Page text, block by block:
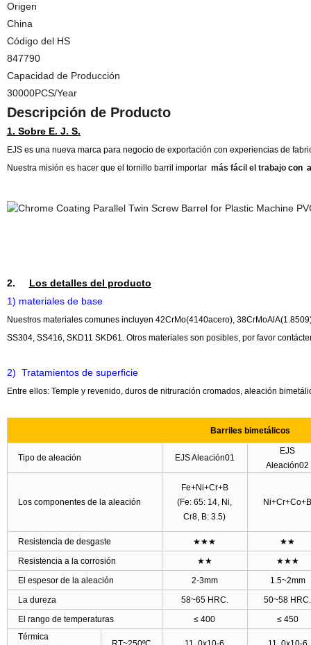
Origen
China
Código del HS
847790
Capacidad de Producción
30000PCS/Year
Descripción de Producto
1. Sobre E. J. S.
EJS es una nueva marca para negocio de exportación con experiencias de
Nuestra misión es hacer que el tornillo barril importar más fácil el trabajocon
2. Los detalles del producto
1) materiales de base
Nuestros materiales comunes incluyen 42CrMo(4140acero),
SS304, SS416, SKD11 SKD61. Otros materiales son posibles, por favor
2) Tratamientos de superficie
Entre ellos: Temple y revenido, duros de nitruración cromados, aleación
Barriles bimetálicos
Tipo de aleación EJS Aleación01
EJS
Aleación02
Los componentes de la aleación
Fe+Ni+Cr+B
(Fe: 65: 14, Ni,
Cr8, B: 3.5)
Resistencia de desgaste ★★★
★★
Resistencia a la corrosión
★★
★★★
El espesor de la aleación
2-3mm
1.5~2mm
La dureza
58~65 HRC.
50~58 HRC.
El rango de temperaturas
≤ 400
≤ 450
Térmica